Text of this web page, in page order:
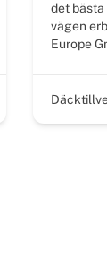
det
vägen
Europe